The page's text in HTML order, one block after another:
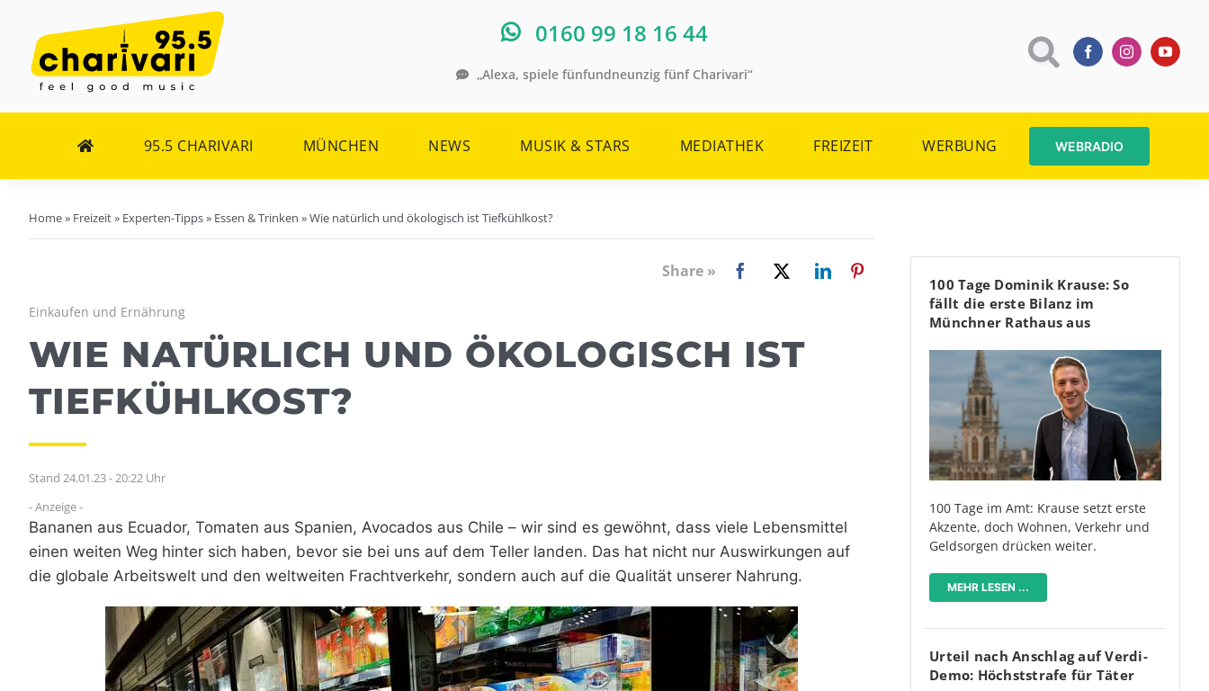
Inhalt
springen
0160 99 18 16 44
„Alexa, spiele fünfundneunzig fünf Charivari“
95.5 CHARIVARI MÜNCHEN NEWS MUSIK & STARS MEDIATHEK FREIZEIT WERBUNG WEBRADIO
Home» Freizeit» Experten-Tipps» Essen & Trinken »Wie natürlich und ökologisch ist Tiefkühlkost?
Share »
Einkaufen und Ernährung
WIE NATÜRLICH UND ÖKOLOGISCH IST
TIEFKÜHLKOST?
Stand 24.01.23 - 20:22 Uhr
- Anzeige -
Bananen aus Ecuador, Tomaten aus Spanien, Avocados aus Chile – wir sind es gewöhnt, dass viele Lebensmittel
einen weiten Weg hinter sich haben, bevor sie bei uns auf dem Teller landen. Das hat nicht nur Auswirkungen auf
die globale Arbeitswelt und den weltweiten Frachtverkehr, sondern auch auf die Qualität unserer Nahrung.
100 Tage Dominik Krause: So
fällt die erste Bilanz im
Münchner Rathaus aus
100 Tage im Amt: Krause setzt erste
Akzente, doch Wohnen, Verkehr und
Geldsorgen drücken weiter.
MEHR LESEN ...
Urteil nach Anschlag auf Verdi-
Demo: Höchststrafe für Täter